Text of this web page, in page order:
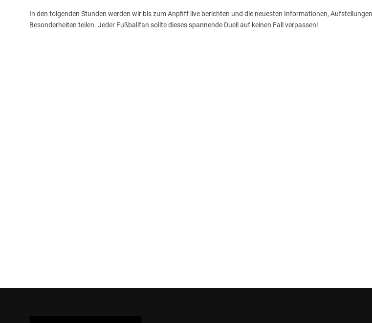
In den folgenden Stunden werden wir bis zum Anpfiff live berichten und die neuesten Informationen,
Besonderheiten teilen. Jeder Fußballfan sollte dieses spannende Duell auf keinen Fall verpassen!